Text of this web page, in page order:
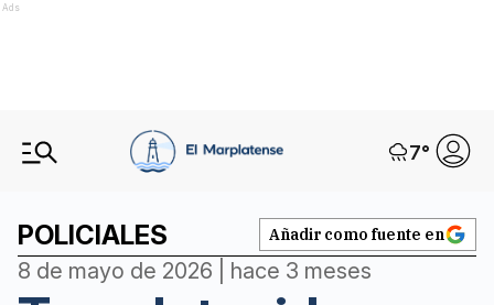
Ads
7°
POLICIALES Añadir como fuente en
8 de mayo de 2026 | hace 3 meses